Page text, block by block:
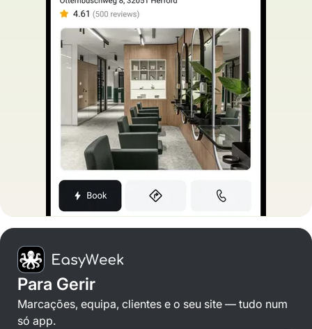
Para Gerir
Marcações, equipa, clientes e o seu site — tudo num
só app.